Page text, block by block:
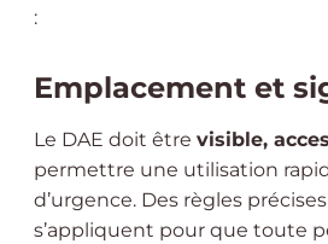
:
Emplacement et
Le DAE doit être visible,
permettre une utilisation
d’urgence. Des règles
s’appliquent pour que toute